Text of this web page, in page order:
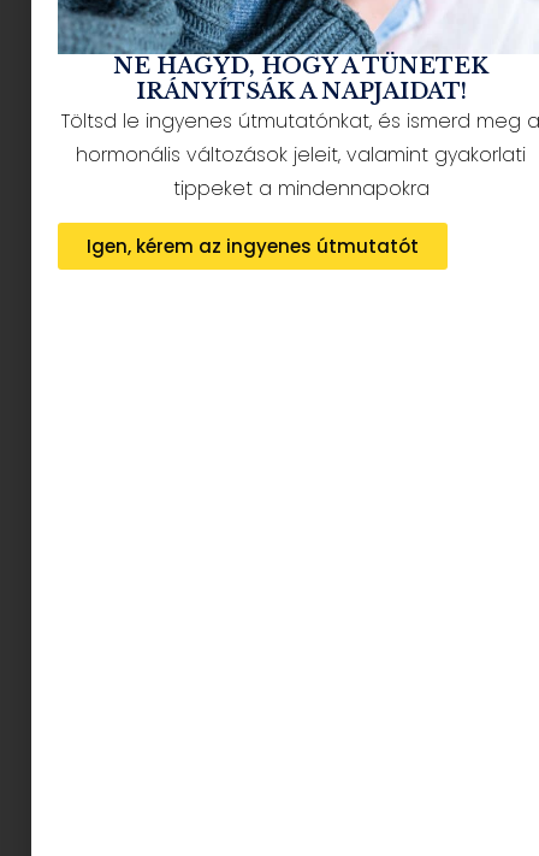
NÉPSZERŰ CIKKEK
HÍRLEVÉL FELIRATKOZÁS + AJÁNDÉK
NE HAGYD, HOGY A TÜNETEK
IRÁNYÍTSÁK A NAPJAIDAT!
Töltsd le ingyenes útmutatónkat, és ismerd meg a
hormonális változások jeleit, valamint gyakorlati
tippeket a mindennapokra
Igen, kérem az ingyenes útmutatót